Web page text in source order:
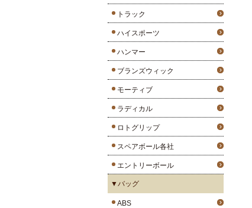
トラック
ハイスポーツ
ハンマー
ブランズウィック
モーティブ
ラディカル
ロトグリップ
スペアボール各社
エントリーボール
▼バッグ
ABS